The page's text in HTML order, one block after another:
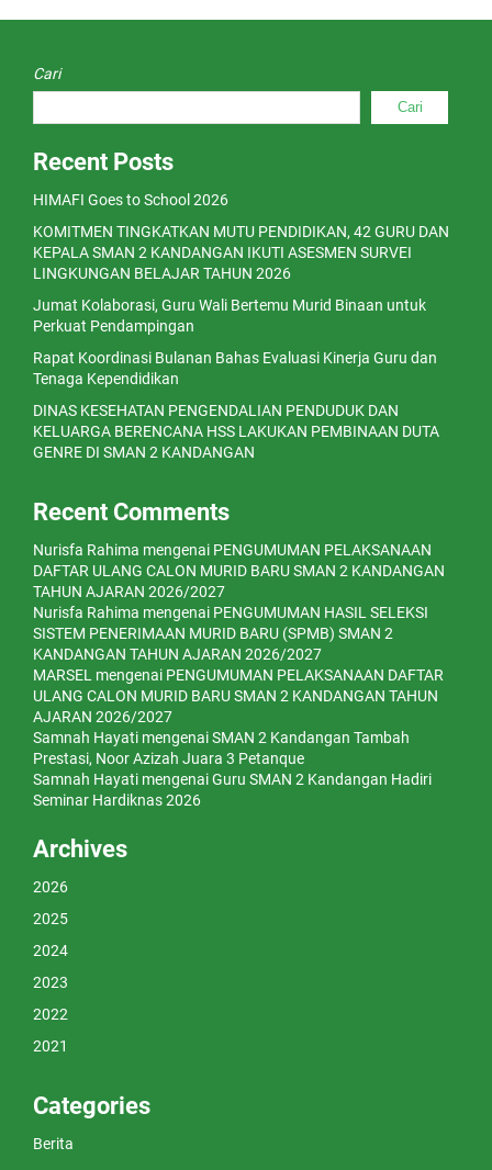
Cari
Cari
Recent Posts
HIMAFI Goes to School 2026
KOMITMEN TINGKATKAN MUTU PENDIDIKAN, 42 GURU DAN
KEPALA SMAN 2 KANDANGAN IKUTI ASESMEN SURVEI
LINGKUNGAN BELAJAR TAHUN 2026
Jumat Kolaborasi, Guru Wali Bertemu Murid Binaan untuk
Perkuat Pendampingan
Rapat Koordinasi Bulanan Bahas Evaluasi Kinerja Guru dan
Tenaga Kependidikan
DINAS KESEHATAN PENGENDALIAN PENDUDUK DAN
KELUARGA BERENCANA HSS LAKUKAN PEMBINAAN DUTA
GENRE DI SMAN 2 KANDANGAN
Recent Comments
Nurisfa Rahima mengenai PENGUMUMAN PELAKSANAAN
DAFTAR ULANG CALON MURID BARU SMAN 2 KANDANGAN
TAHUN AJARAN 2026/2027
Nurisfa Rahima mengenai PENGUMUMAN HASIL SELEKSI
SISTEM PENERIMAAN MURID BARU (SPMB) SMAN 2
KANDANGAN TAHUN AJARAN 2026/2027
MARSEL mengenai PENGUMUMAN PELAKSANAAN DAFTAR
ULANG CALON MURID BARU SMAN 2 KANDANGAN TAHUN
AJARAN 2026/2027
Samnah Hayati mengenaiSMAN 2 Kandangan Tambah
Prestasi, Noor Azizah Juara 3 Petanque
Samnah Hayati mengenaiGuru SMAN 2 Kandangan Hadiri
Seminar Hardiknas 2026
Archives
2026
2025
2024
2023
2022
2021
Categories
Berita